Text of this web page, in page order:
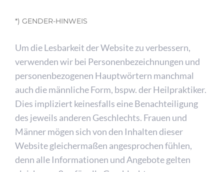
*) GENDER-HINWEIS
Um die Lesbarkeit der Website zu verbessern,
verwenden wir bei Personenbezeichnungen und
personenbezogenen Hauptwörtern manchmal
auch die männliche Form, bspw. der Heilpraktiker.
Dies impliziert keinesfalls eine Benachteiligung
des jeweils anderen Geschlechts. Frauen und
Männer mögen sich von den Inhalten dieser
Website gleichermaßen angesprochen fühlen,
denn alle Informationen und Angebote gelten